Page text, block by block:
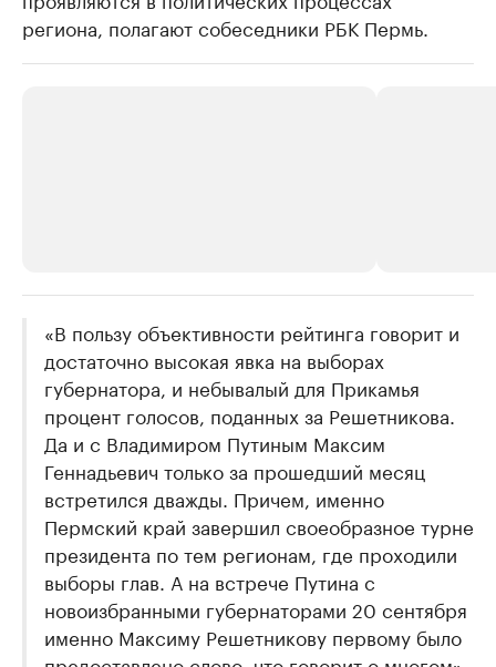
региона, полагают собеседники РБК Пермь.
Крупнейшие производители и
продавцы медийной продукции
Ознакомьтесь с информацией в каталоге
Страховые
Посмотрите в
«В пользу объективности рейтинга говорит и
достаточно высокая явка на выборах
губернатора, и небывалый для Прикамья
процент голосов, поданных за Решетникова.
Да и с Владимиром Путиным Максим
Геннадьевич только за прошедший месяц
встретился дважды. Причем, именно
Пермский край завершил своеобразное турне
президента по тем регионам, где проходили
выборы глав. А на встрече Путина с
новоизбранными губернаторами 20 сентября
именно Максиму Решетникову первому было